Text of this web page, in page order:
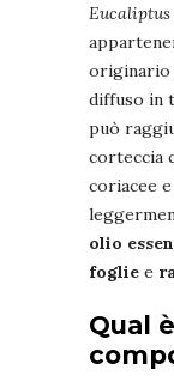
Eucaliptus
originario
diffuso in
può
corteccia
coriacee
olio
foglie e
Qual